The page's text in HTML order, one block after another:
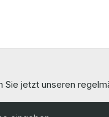
Sie jetzt unseren